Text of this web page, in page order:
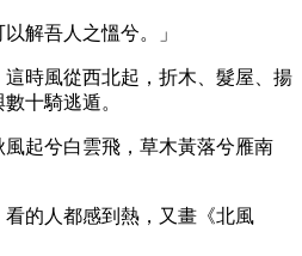
解吾人之慍兮。」
時風從西北起，折木、髮屋、揚
十騎逃遁。
起兮白雲飛，草木黃落兮雁南
的人都感到熱，又畫《北風